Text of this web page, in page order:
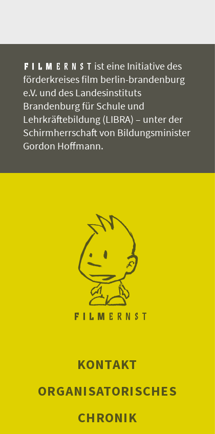
ist eine Initiative des
förderkreises film berlin-brandenburg
e.V. und des Landesinstituts
Brandenburg für Schule und
Lehrkräftebildung (LIBRA) – unter der
Schirmherrschaft von Bildungsminister
Gordon Hoffmann.
KONTAKT
ORGANISATORISCHES
CHRONIK